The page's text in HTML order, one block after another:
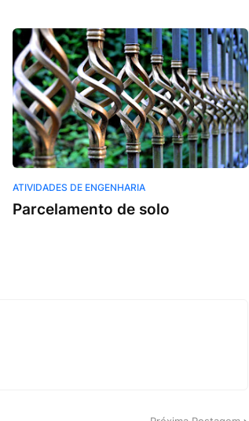
ATIVIDADES DE ENGENHARIA
Parcelamento de solo